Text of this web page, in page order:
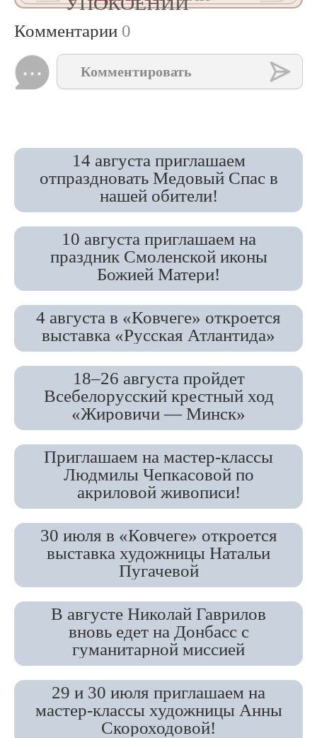
Комментарии 0
Комментировать
14 августа приглашаем
отпраздновать Медовый Спас в
нашей обители!
10 августа приглашаем на
праздник Смоленской иконы
Божией Матери!
4 августа в «Ковчеге» откроется
выставка «Русская Атлантида»
18–26 августа пройдет
Всебелорусский крестный ход
«Жировичи — Минск»
Приглашаем на мастер-классы
Людмилы Чепкасовой по
акриловой живописи!
30 июля в «Ковчеге» откроется
выставка художницы Натальи
Пугачевой
В августе Николай Гаврилов
вновь едет на Донбасс с
гуманитарной миссией
29 и 30 июля приглашаем на
мастер-классы художницы Анны
Скороходовой!